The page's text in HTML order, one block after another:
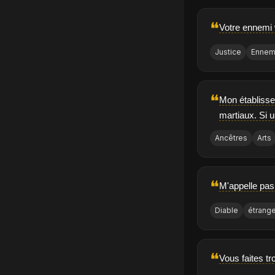
❝Votre
Justice
❝Mon
martiaux. Si
Ancêtres Arts
❝M'appelle
Diable
❝Vous faites